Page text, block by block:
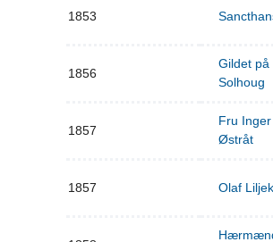
1853
1856
Gildet på
Solhoug
1857
Fru
Østråt
1857 Olaf